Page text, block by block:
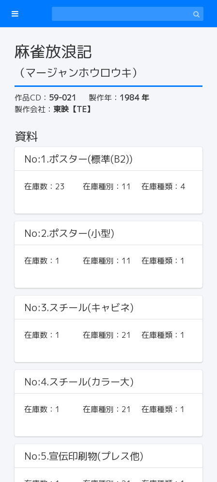
麻雀放浪記
（マージャンホウロウキ）
作品CD： 59-021 製作年： 1984 年
製作会社： 東映【TE】
資料
No:1.ポスター(標準(B2))
在庫数： 23 在庫種別： 11 在庫種類： 4
No:2.ポスター(小型)
在庫数： 1 在庫種別： 11 在庫種類： 1
No:3.スチール(キャビネ)
在庫数： 1 在庫種別： 21 在庫種類： 1
No:4.スチール(カラー大)
在庫数： 1 在庫種別： 21 在庫種類： 1
No:5.宣伝印刷物(プレス他)